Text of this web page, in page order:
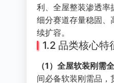
利、全屋整装渗透率
细分赛道存量稳固、
续扩容。
1.2 品类核心特
（1）全屋软装刚需
间必备软装刚需品，